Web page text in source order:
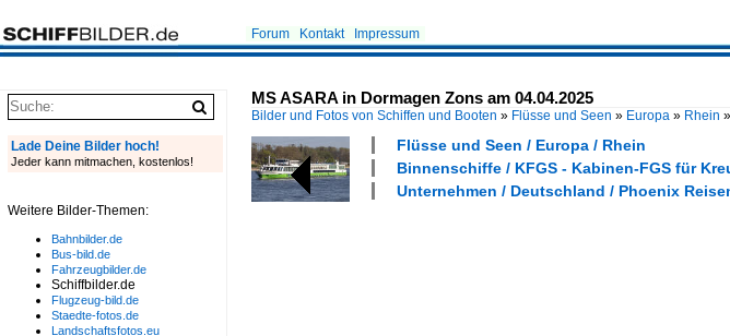
Forum Kontakt Impressum
MS ASARA in Dormagen Zons am 04.04.2025
Bilder und Fotos von Schiffen und Booten » Flüsse und Seen » Europa » Rhein »
Flüsse und Seen / Europa / Rhein
Binnenschiffe / KFGS - Kabinen-FGS für
Unternehmen / Deutschland / Phoenix
Lade Deine Bilder hoch!
Jeder kann mitmachen, kostenlos!
Weitere Bilder-Themen:
Bahnbilder.de
Bus-bild.de
Fahrzeugbilder.de
Schiffbilder.de
Flugzeug-bild.de
Staedte-fotos.de
Landschaftsfotos.eu